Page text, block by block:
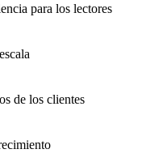
para los lectores
de los clientes